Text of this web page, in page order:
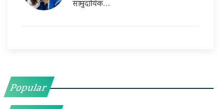
सामुदायिक…
Popular